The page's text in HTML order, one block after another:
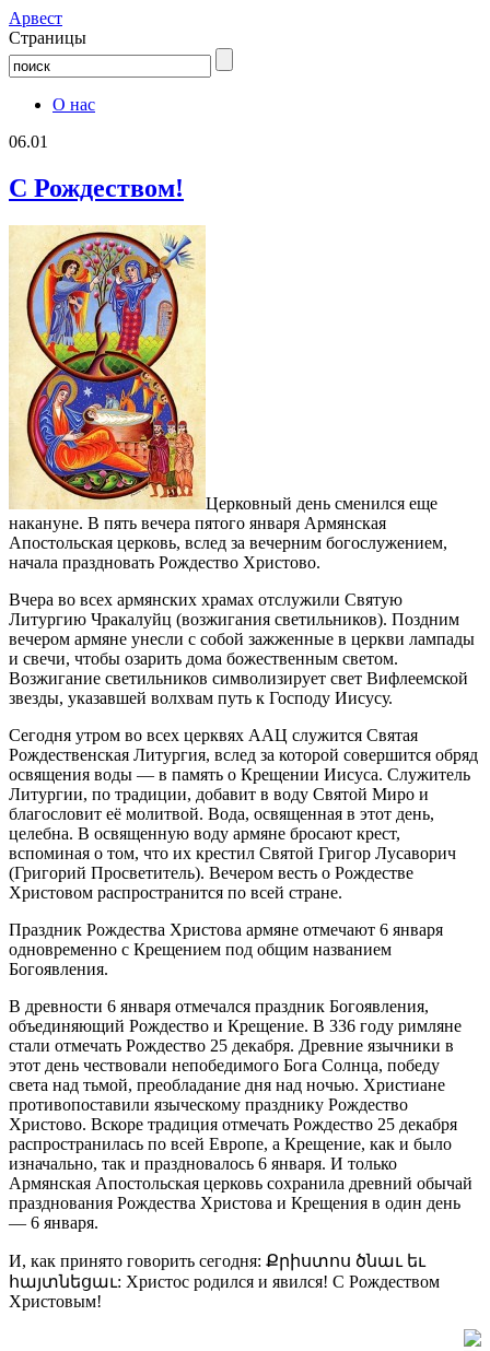
Aрвест
Страницы
О нас
06.01
С Рождеством!
Церковный день сменился еще
накануне. В пять вечера пятого января Армянская
Апостольская церковь, вслед за вечерним богослужением,
начала праздновать Рождество Христово.
Вчера во всех армянских храмах отслужили Святую
Литургию Чракалуйц (возжигания светильников). Поздним
вечером армяне унесли с собой зажженные в церкви лампады
и свечи, чтобы озарить дома божественным светом.
Возжигание светильников символизирует свет Вифлеемской
звезды, указавшей волхвам путь к Господу Иисусу.
Сегодня утром во всех церквях ААЦ служится Святая
Рождественская Литургия, вслед за которой совершится обряд
освящения воды — в память о Крещении Иисуса. Служитель
Литургии, по традиции, добавит в воду Святой Миро и
благословит её молитвой. Вода, освященная в этот день,
целебна. В освященную воду армяне бросают крест,
вспоминая о том, что их крестил Святой Григор Лусаворич
(Григорий Просветитель). Вечером весть о Рождестве
Христовом распространится по всей стране.
Праздник Рождества Христова армяне отмечают 6 января
одновременно с Крещением под общим названием
Богоявления.
В древности 6 января отмечался праздник Богоявления,
объединяющий Рождество и Крещение. В 336 году римляне
стали отмечать Рождество 25 декабря. Древние язычники в
этот день чествовали непобедимого Бога Солнца, победу
света над тьмой, преобладание дня над ночью. Христиане
противопоставили языческому празднику Рождество
Христово. Вскоре традиция отмечать Рождество 25 декабря
распространилась по всей Европе, а Крещение, как и было
изначально, так и праздновалось 6 января. И только
Армянская Апостольская церковь сохранила древний обычай
празднования Рождества Христова и Крещения в один день
— 6 января.
И, как принято говорить сегодня: Քրիստոս ծնաւ եւ
հայտնեցաւ: Христос родился и явился! С Рождеством
Христовым!